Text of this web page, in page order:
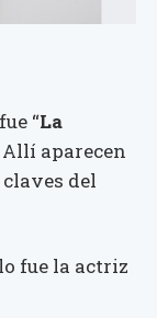
“La
Allí aparecen
del
fue la actriz